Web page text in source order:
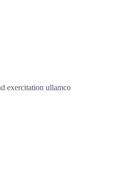
exercitation ullamco